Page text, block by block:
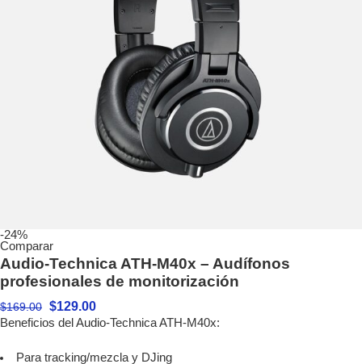
-24%
Comparar
Audio-Technica ATH-M40x – Audífonos
profesionales de monitorización
$169.00 $129.00
Beneficios del Audio-Technica ATH-M40x:
Para tracking/mezcla y DJing